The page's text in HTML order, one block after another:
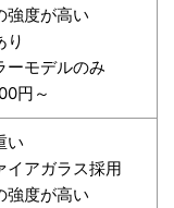
強度が高い
り
ーモデルのみ
円～
い
イアガラス採用
強度が高い